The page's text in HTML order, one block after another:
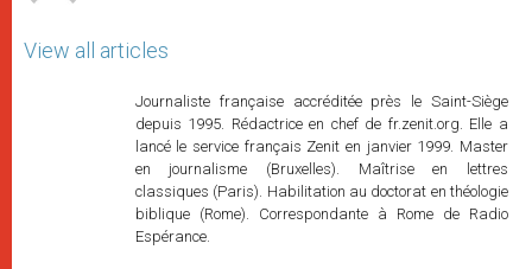
View all articles
Journaliste française accréditée près le Saint-Siège
depuis 1995. Rédactrice en chef de fr.zenit.org. Elle a
lancé le service français Zenit en janvier 1999. Master
en journalisme (Bruxelles). Maîtrise en lettres
classiques (Paris). Habilitation au doctorat en théologie
biblique (Rome). Correspondante à Rome de Radio
Espérance.